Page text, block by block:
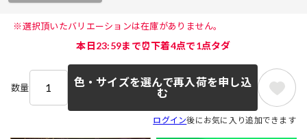
※選択頂いたバリエーションは在庫がありません。
本日23:59まで⏰下着4点で1点タダ
数量
色・サイズを選んで再入荷を申し込
む
ログイン後にお気に入り追加できます